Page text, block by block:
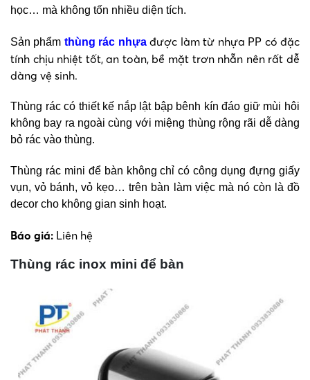
học… mà không tốn nhiều diện tích.
Sản phẩm thùng rác nhựa được làm từ nhựa PP có đặc
tính chịu nhiệt tốt, an toàn, bề mặt trơn nhẵn nên rất dễ
dàng vệ sinh.
Thùng rác có thiết kế nắp lật bập bênh kín đáo giữ mùi hôi
không bay ra ngoài cùng với miệng thùng rộng rãi dễ dàng
bỏ rác vào thùng.
Thùng rác mini để bàn không chỉ có công dụng đựng giấy
vụn, vỏ bánh, vỏ kẹo… trên bàn làm việc mà nó còn là đồ
decor cho không gian sinh hoạt.
Báo giá: Liên hệ
Thùng rác inox mini để bàn